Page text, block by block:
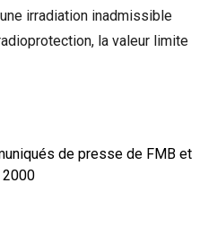
irradiation inadmissible
la valeur limite
de presse de FMB et
2000